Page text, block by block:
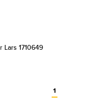
Lars 1710649
1